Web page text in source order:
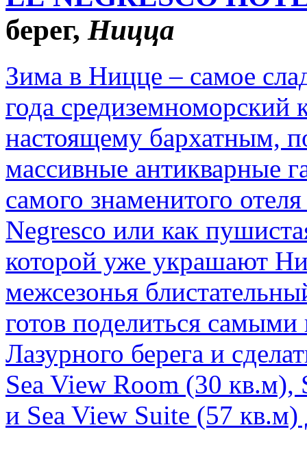
берег, Ницца
Зима в Ницце – самое
года средиземноморский
настоящему бархатным,
массивные антикварные
самого знаменитого
Negresco или как
которой уже украшают
межсезонья
готов поделиться
Лазурного берега и
Sea View Room (30
и Sea View Suite (57